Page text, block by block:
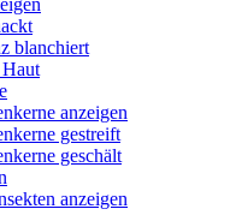
blanchiert
anzeigen
gestreift
geschält
anzeigen